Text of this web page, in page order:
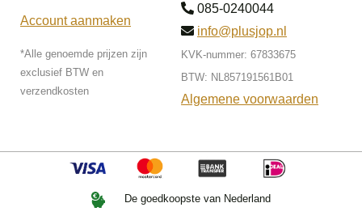
Account aanmaken
*Alle genoemde prijzen zijn
exclusief BTW en
verzendkosten
085-0240044
info@plusjop.nl
KVK-nummer: 67833675
BTW: NL857191561B01
Algemene voorwaarden
De goedkoopste van Nederland